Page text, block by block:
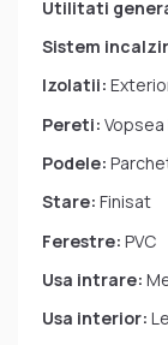
Utilitati
Sistem
Izolatii:
Pereti: Vopsea
Podele:
Stare: Finisat
Ferestre: PVC
Usa intrare:
Usa interior: